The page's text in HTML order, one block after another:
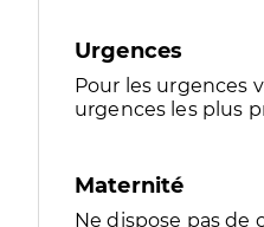
Urgences
Pour les urgences
urgences les plus
Maternité
Ne dispose pas de